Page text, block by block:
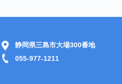
静岡県三島市大場300番地
055-977-1211